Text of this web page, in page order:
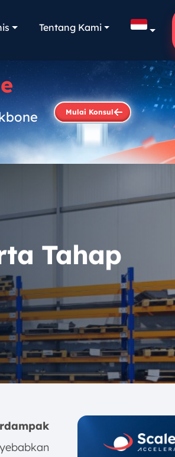
Tentang Kami
Mulai Konsul
Tahap